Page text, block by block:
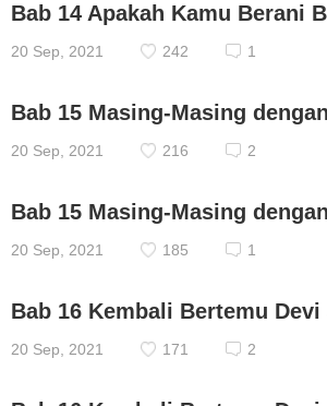
Bab 14 Apakah Kamu Berani
20 Sep, 2021 242 1
Bab 15 Masing-Masing
20 Sep, 2021 216 2
Bab 15 Masing-Masing
20 Sep, 2021 185 1
Bab 16 Kembali Bertemu Devi
20 Sep, 2021 171 2